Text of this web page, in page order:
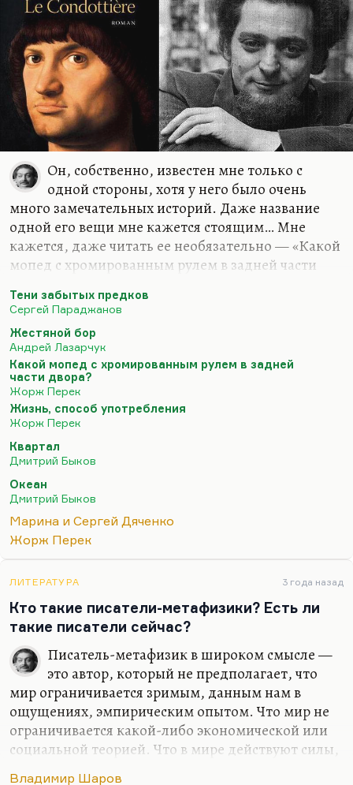
В принципе, Дяченки не особенно…
Он, собственно, известен мне только с
одной стороны, хотя у него было очень
много замечательных историй. Даже название
одной его вещи мне кажется стоящим… Мне
кажется, даже читать ее необязательно — «Какой
мопед с хромированным рулем в задней части
«Синий каскад Теллури» или «На облачном
берегу» — название уже такое небесное, что не
нужно никаких текстов, хотя сами рассказы тоже
гениальные.
У него я читал один роман — «Жизнь, способ
употребления». Читал по-английски, потому что
он как-то попался мне под руку в Чикаго, и я его
купил. Купил потому, что я тогда писал «Квартал»
— ну, придумывал «Квартал», и мне интересны
были разные экзотические…
Тени забытых предков
Сергей Параджанов
Жестяной бор
Андрей Лазарчук
Какой мопед с хромированным рулем в задней
части двора?
Жорж Перек
Жизнь, способ употребления
Жорж Перек
Квартал
Дмитрий Быков
Океан
Дмитрий Быков
Марина и Сергей Дяченко
Жорж Перек
ЛИТЕРАТУРА 3 года назад
Кто такие писатели-метафизики? Есть ли
такие писатели сейчас?
Писатель-метафизик в широком смысле —
это автор, который не предполагает, что
мир ограничивается зримым, данным нам в
ощущениях, эмпирическим опытом. Что мир не
ограничивается какой-либо экономической или
социальной теорией. Что в мире действуют силы,
Владимир Шаров